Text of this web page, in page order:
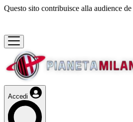
Questo sito contribuisce alla audience de
Accedi